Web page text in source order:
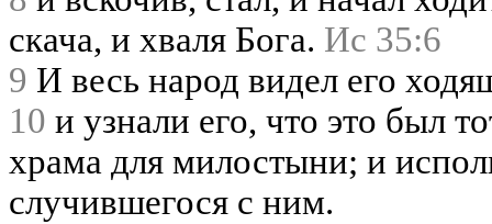
скача, и хваля Бога. Ис 35:6
9 И весь народ видел его
10 и узнали его, что это был
храма для милостыни; и
случившегося с ним.